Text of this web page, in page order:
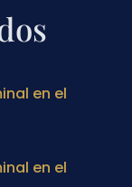
en el
en el